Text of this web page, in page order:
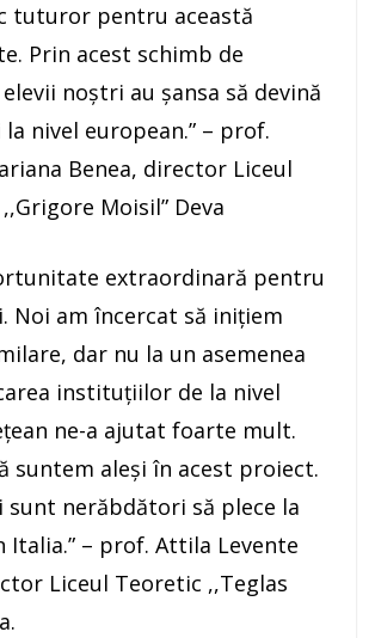
tuturor pentru această
Prin acest schimb de
noștri au șansa să devină
nivel european.” – prof.
Benea, director Liceul
Moisil” Deva
extraordinară pentru
Noi am încercat să inițiem
dar nu la un asemenea
instituțiilor de la nivel
ne-a ajutat foarte mult.
suntem aleși în acest proiect.
sunt nerăbdători să plece la
Italia.” – prof. Attila Levente
Liceul Teoretic ,,Teglas